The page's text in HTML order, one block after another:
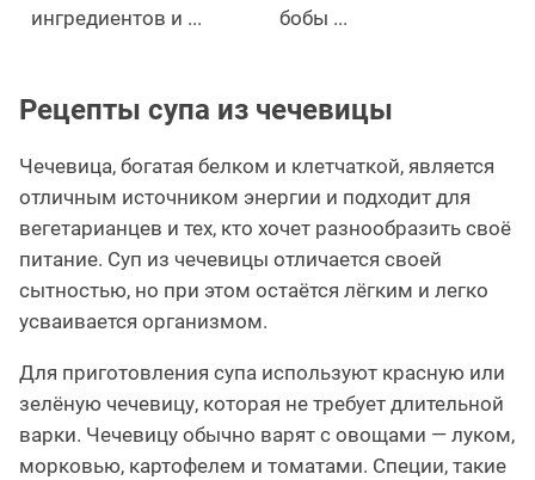
ингредиентов и ...
бобы ...
Рецепты супа из чечевицы
Чечевица, богатая белком и клетчаткой, является
отличным источником энергии и подходит для
вегетарианцев и тех, кто хочет разнообразить своё
питание. Суп из чечевицы отличается своей
сытностью, но при этом остаётся лёгким и легко
усваивается организмом.
Для приготовления супа используют красную или
зелёную чечевицу, которая не требует длительной
варки. Чечевицу обычно варят с овощами — луком,
морковью, картофелем и томатами. Специи, такие